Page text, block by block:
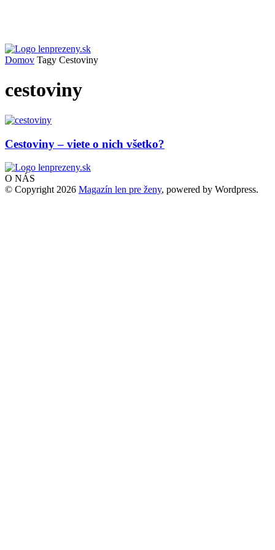
Domov Tagy Cestoviny
cestoviny
Cestoviny – viete o nich všetko?
O NÁS
© Copyright 2026 Magazín len pre ženy, powered by Wordpress.